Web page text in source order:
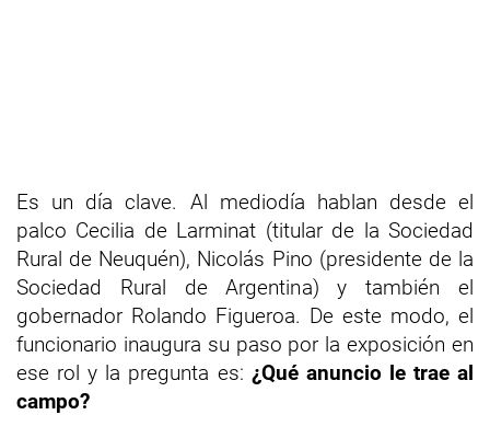
Es un día clave. Al mediodía hablan desde el
palco Cecilia de Larminat (titular de la Sociedad
Rural de Neuquén), Nicolás Pino (presidente de la
Sociedad Rural de Argentina) y también el
gobernador Rolando Figueroa. De este modo, el
funcionario inaugura su paso por la exposición en
ese rol y la pregunta es: ¿Qué anuncio le trae al
campo?